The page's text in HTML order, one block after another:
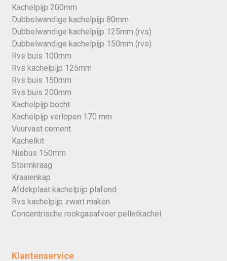
Kachelpijp 200mm
Dubbelwandige kachelpijp 80mm
Dubbelwandige kachelpijp 125mm (rvs)
Dubbelwandige kachelpijp 150mm (rvs)
Rvs buis 100mm
Rvs kachelpijp 125mm
Rvs buis 150mm
Rvs buis 200mm
Kachelpijp bocht
Kachelpijp verlopen 170 mm
Vuurvast cement
Kachelkit
Nisbus 150mm
Stormkraag
Kraaienkap
Afdekplaat kachelpijp plafond
Rvs kachelpijp zwart maken
Concentrische rookgasafvoer pelletkachel
Klantenservice